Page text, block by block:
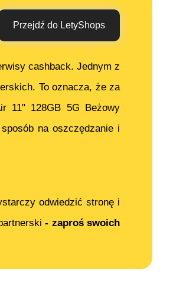
Przejdź do LetyShops
cashback. Jednym z
To oznacza, że za
11" 128GB 5G Beżowy
na oszczędzanie i
odwiedzić stronę i
- zaproś swoich